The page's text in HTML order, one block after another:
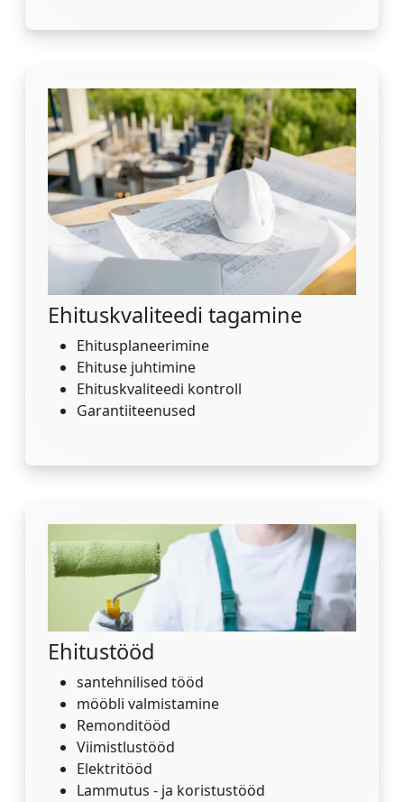
Ehituskvaliteedi tagamine
Ehitusplaneerimine
Ehituse juhtimine
Ehituskvaliteedi kontroll
Garantiiteenused
Ehitustööd
santehnilised tööd
mööbli valmistamine
Remonditööd
Viimistlustööd
Elektritööd
Lammutus - ja koristustööd